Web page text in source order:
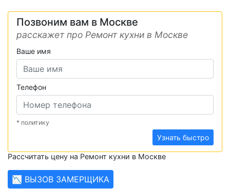
Позвоним вам в Москве
расскажет про Ремонт кухни в Москве
Ваше имя
Телефон
* политику
Узнать быстро
Рассчитать цену на Ремонт кухни в Москве
📉 ВЫЗОВ ЗАМЕРЩИКА